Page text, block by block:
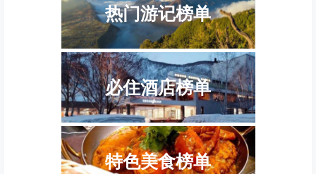
热门游记榜单
必住酒店榜单
特色美食榜单